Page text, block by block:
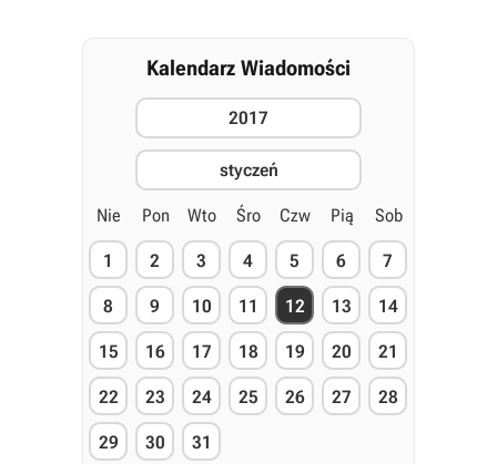
Kalendarz Wiadomości
2017
styczeń
Nie Pon Wto Śro Czw Pią Sob
1 2 3 4 5 6 7
8 9 10 11 12 13 14
15 16 17 18 19 20 21
22 23 24 25 26 27 28
29 30 31